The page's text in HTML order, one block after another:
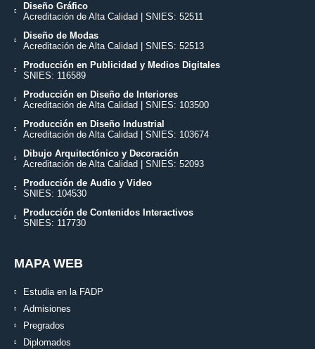
Diseño Gráfico
Acreditación de Alta Calidad | SNIES: 52511
Diseño de Modas
Acreditación de Alta Calidad | SNIES: 52513
Producción en Publicidad y Medios Digitales
SNIES: 116589
Producción en Diseño de Interiores
Acreditación de Alta Calidad | SNIES: 103500
Producción en Diseño Industrial
Acreditación de Alta Calidad | SNIES: 103674
Dibujo Arquitectónico y Decoración
Acreditación de Alta Calidad | SNIES: 52093
Producción de Audio y Video
SNIES: 104530
Producción de Contenidos Interactivos
SNIES: 117730
MAPA WEB
Estudia en la FADP
Admisiones
Pregrados
Diplomados